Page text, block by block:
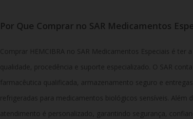
Por Que Comprar no SAR Medicamentos
Comprar HEMCIBRA no SAR Medicamentos Especiais é ter
qualidade, procedência e suporte especializado. O SAR
farmacêutica qualificada, armazenamento seguro e
refrigeradas para medicamentos biológicos sensíveis. Além
atendimento é personalizado, garantindo segurança,